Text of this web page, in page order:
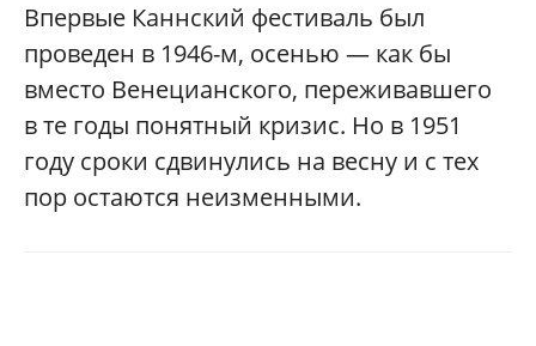
Впервые Каннский фестиваль был
проведен в 1946-м, осенью — как бы
вместо Венецианского, переживавшего
в те годы понятный кризис. Но в 1951
году сроки сдвинулись на весну и с тех
пор остаются неизменными.